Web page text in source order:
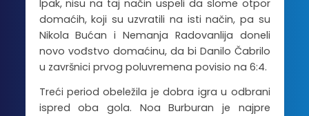
Ipak, nisu na taj način uspeli da slome otpor
domaćih, koji su uzvratili na isti način, pa su
Nikola Bućan i Nemanja Radovanlija doneli
novo vođstvo domaćinu, da bi Danilo Čabrilo
u završnici prvog poluvremena povisio na 6:4.
Treći period obeležila je dobra igra u odbrani
ispred oba gola. Noa Burburan je najpre